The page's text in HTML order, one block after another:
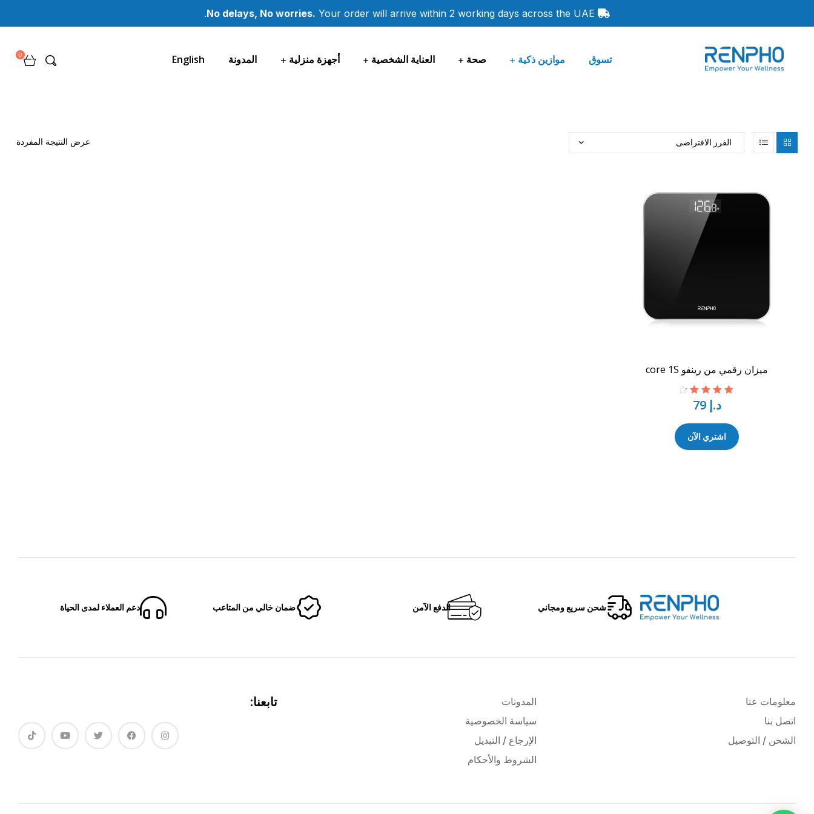
No delays, No worries. Your order will arrive within 2 working days across the UAE.
ذكية
تسوق موازين ذكية صحة العناية الشخصية أجهزة منزلية المدونة English
0
عرض النتيجة المفردة
ميزان رقمي من رينفو core 1S
تم التقييم
4.50من 5
د.إ 79
اشتري الآن
حياة
شحن سريع ومجاني الدفع الآمن ضمان خالي من المتاعب دعم العملاء لمدى الحياة
معلومات عنا
اتصل بنا
الشحن / التوصيل
المدونات
سياسة الخصوصية
الإرجاع / التبديل
الشروط والأحكام
تابعنا: